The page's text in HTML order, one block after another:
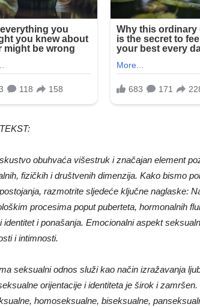
obuhvaća višestruk i značajan element
fizičkih i društvenih dimenzija. Kako bismo
razmotrite sljedeće ključne naglaske:
procesima poput puberteta, hormonalnih
identitet i ponašanja. Emocionalni aspekt
i intimnosti.
seksualni odnos služi kao način izražavanja
orijentacije i identiteta je širok i
homoseksualne, biseksualne,